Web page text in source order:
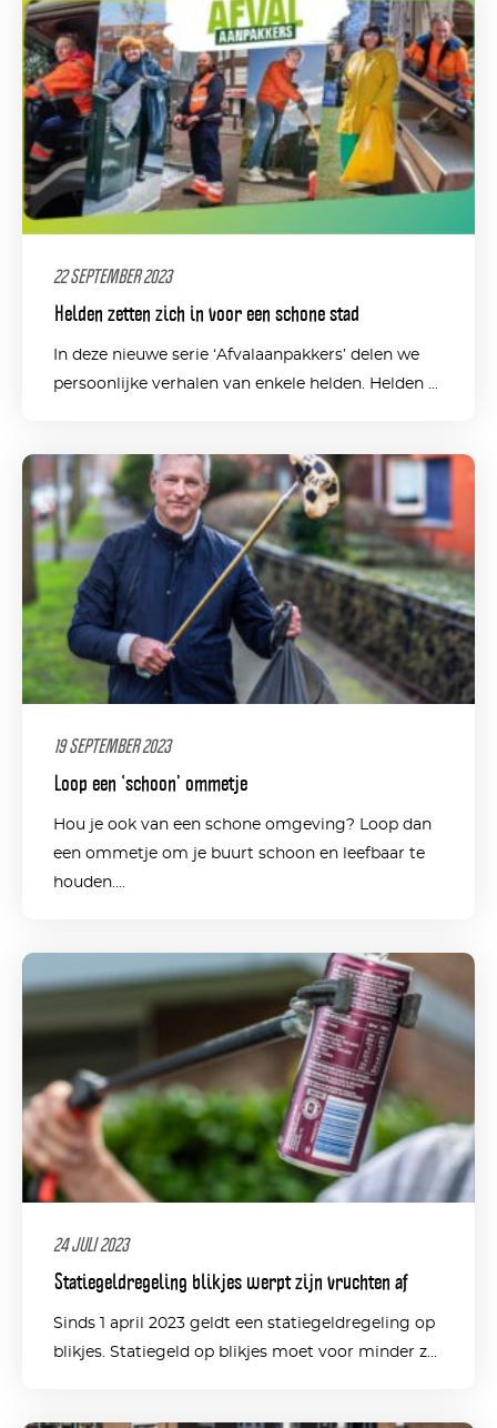
22 SEPTEMBER 2023
Helden zetten zich in voor een schone stad
In deze nieuwe serie ‘Afvalaanpakkers’ delen we
persoonlijke verhalen van enkele helden. Helden ...
19 SEPTEMBER 2023
Loop een ‘schoon’ ommetje
Hou je ook van een schone omgeving? Loop dan
een ommetje om je buurt schoon en leefbaar te
houden....
24 JULI 2023
Statiegeldregeling blikjes werpt zijn vruchten af
Sinds 1 april 2023 geldt een statiegeldregeling op
blikjes. Statiegeld op blikjes moet voor minder z...